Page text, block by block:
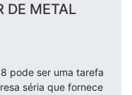
DE METAL
pode ser uma tarefa
séria que fornece